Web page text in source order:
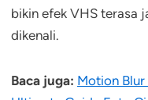
bikin efek VHS terasa
dikenali.
Baca juga: Motion